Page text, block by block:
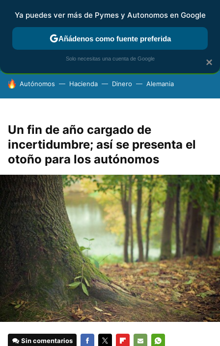
FISCALIDAD Y CONTABILIDAD KIT DIGITAL RENTA
HOY SE HABLA DE
Autónomos Hacienda Dinero Alemania
Un fin de año cargado de
incertidumbre; así se presenta el
otoño para los autónomos
Sin comentarios
×
Ya puedes ver más de Pymes y Autonomos en Google
Añádenos como fuente preferida
Solo necesitas una cuenta de Google